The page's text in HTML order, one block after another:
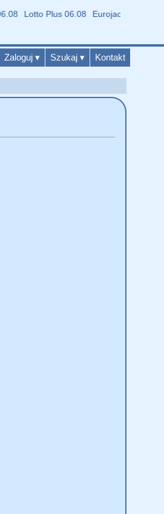
Zaloguj ▾ Szukaj ▾ Kontakt
Lotto Plus 06.08 Eurojackpot 04.08